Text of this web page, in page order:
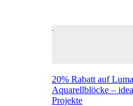
20% Rabatt auf
Aquarellblöcke –
Projekte